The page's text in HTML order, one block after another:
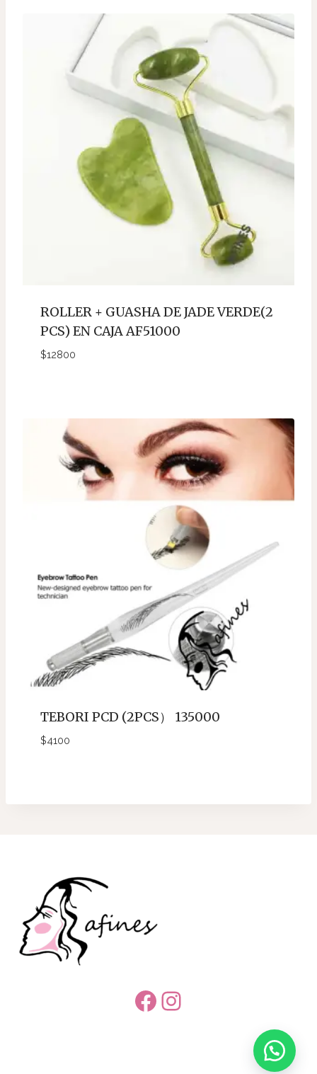
ROLLER + GUASHA DE JADE VERDE(2
PCS) EN CAJA AF51000
$12800
TEBORI PCD (2PCS） 135000
$4100
Facebook
Instagram